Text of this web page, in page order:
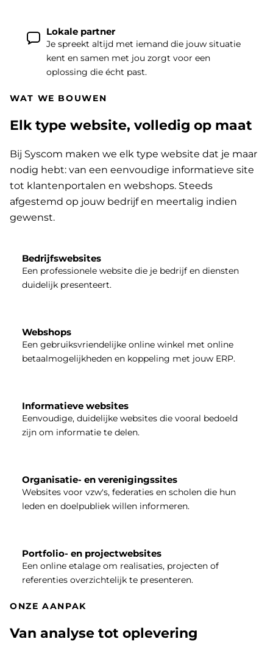
Lokale partner
Je spreekt altijd met iemand die jouw situatie
kent en samen met jou zorgt voor een
oplossing die écht past.
WAT WE BOUWEN
Elk type website, volledig op maat
Bij Syscom maken we elk type website dat je maar
nodig hebt: van een eenvoudige informatieve site
tot klantenportalen en webshops. Steeds
afgestemd op jouw bedrijf en meertalig indien
gewenst.
Bedrijfswebsites
Een professionele website die je bedrijf en diensten
duidelijk presenteert.
Webshops
Een gebruiksvriendelijke online winkel met online
betaalmogelijkheden en koppeling met jouw ERP.
Informatieve websites
Eenvoudige, duidelijke websites die vooral bedoeld
zijn om informatie te delen.
Organisatie- en verenigingssites
Websites voor vzw's, federaties en scholen die hun
leden en doelpubliek willen informeren.
Portfolio- en projectwebsites
Een online etalage om realisaties, projecten of
referenties overzichtelijk te presenteren.
ONZE AANPAK
Van analyse tot oplevering